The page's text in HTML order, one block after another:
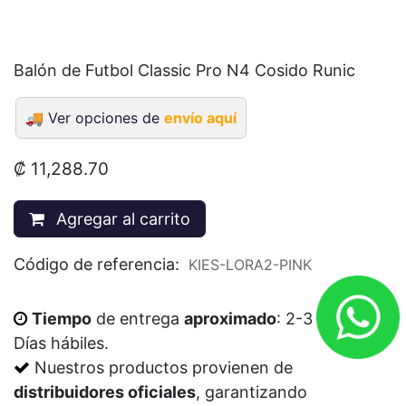
Balón de Futbol Classic Pro N4 Cosido Runic
🚚 Ver opciones de envío aquí
₡ 11,288.70
Agregar al carrito
Código de referencia: KIES-LORA2-PINK
Tiempo de entrega aproximado: 2-3
Días hábiles.
Nuestros productos provienen de
distribuidores oficiales, garantizando